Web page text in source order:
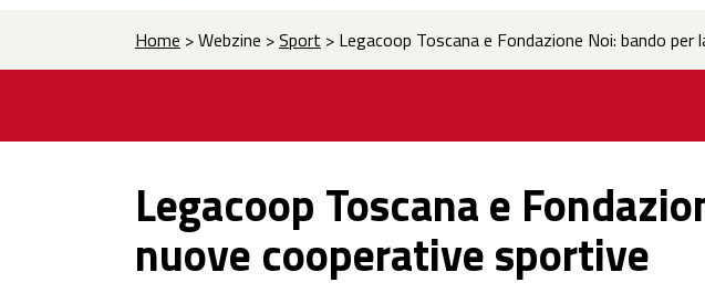
Home > Webzine >Sport > Legacoop Toscana e Fondazione Noi: bando
Legacoop Toscana e
nuove cooperative sportive